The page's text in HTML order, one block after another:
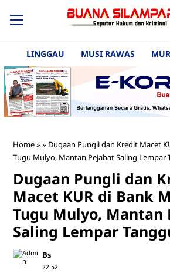
LINGGAU MUSI RAWAS
Home» » Dugaan Pungli dan Kredit Macet
Tugu Mulyo, Mantan Pejabat Saling Lempar
Dugaan Pungli dan
Macet KUR di Bank
Tugu Mulyo, Mantan
Saling Lempar
Bs
22.52